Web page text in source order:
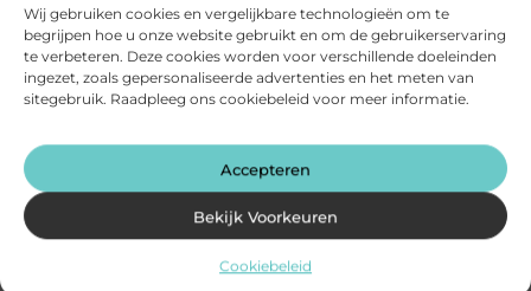
Wij gebruiken cookies en vergelijkbare technologieën om te
begrijpen hoe u onze website gebruikt en om de gebruikerservaring
te verbeteren. Deze cookies worden voor verschillende doeleinden
ingezet, zoals gepersonaliseerde advertenties en het meten van
sitegebruik. Raadpleeg ons cookiebeleid voor meer informatie.
Accepteren
Bekijk Voorkeuren
Cookiebeleid
Attracties
Beauty en
Bedrijven
Financieel
Fotografie
Geschenken
Gezondheid
Groothandel
Huishoudelijk
Industrie
Internet
Internet
Relatie
Sport
Startpaginas
Telefonie
Testing
Vervoer en